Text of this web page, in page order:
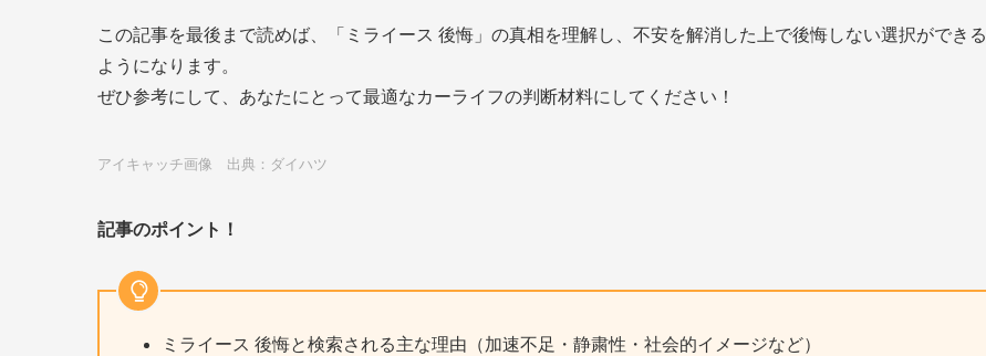
この記事を最後まで読めば、「ミライース 後悔」の真相を理解し、不安を解消した上で後悔しない選択ができる
ようになります。
ぜひ参考にして、あなたにとって最適なカーライフの判断材料にしてください！
アイキャッチ画像 出典：ダイハツ
記事のポイント！
ミライース 後悔と検索される主な理由（加速不足・静粛性・社会的イメージなど）